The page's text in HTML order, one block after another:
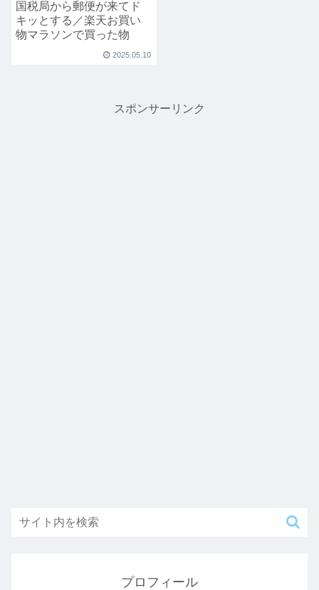
国税局から郵便が来てド
キッとする／楽天お買い
物マラソンで買った物
2025.05.10
スポンサーリンク
プロフィール